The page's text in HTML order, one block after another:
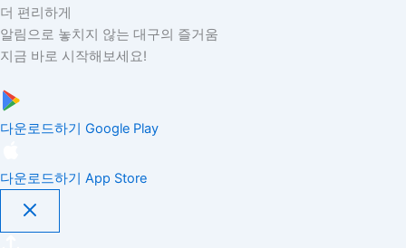
더 편리하게
알림으로 놓치지 않는 대구의 즐거움
지금 바로 시작해보세요!
다운로드하기 Google Play
다운로드하기 App Store